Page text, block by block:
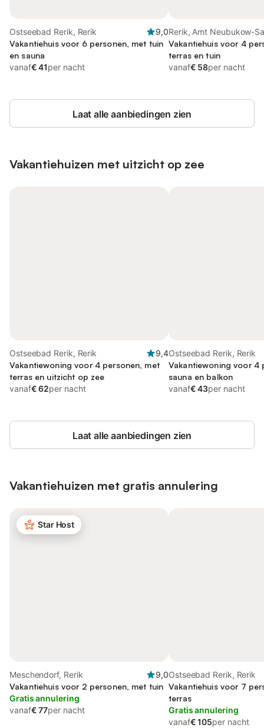
Ostseebad Rerik, Rerik
9,0
Vakantiehuis voor 6 personen, met tuin
en sauna
vanaf€ 41per nacht
Rerik, Amt Neubukow-
Vakantiehuis voor 4
terras en tuin
vanaf€ 58per nacht
Laat alle aanbiedingen zien
Vakantiehuizen met uitzicht op zee
Ostseebad Rerik, Rerik
9,4
Vakantiewoning voor 4 personen, met
terras en uitzicht op zee
vanaf€ 62per nacht
Ostseebad Rerik, Rerik
Vakantiewoning voor 4
sauna en balkon
vanaf€ 43per nacht
Laat alle aanbiedingen zien
Vakantiehuizen met gratis annulering
Star Host
Meschendorf, Rerik
9,0
Vakantiehuis voor 2 personen, met tuin
Gratis annulering
vanaf€ 77per nacht
Ostseebad Rerik, Rerik
Vakantiehuis voor 7
terras
Gratis annulering
vanaf€ 105per nacht